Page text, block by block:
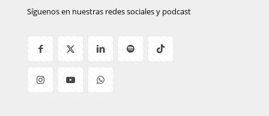
Síguenos en nuestras redes sociales y podcast